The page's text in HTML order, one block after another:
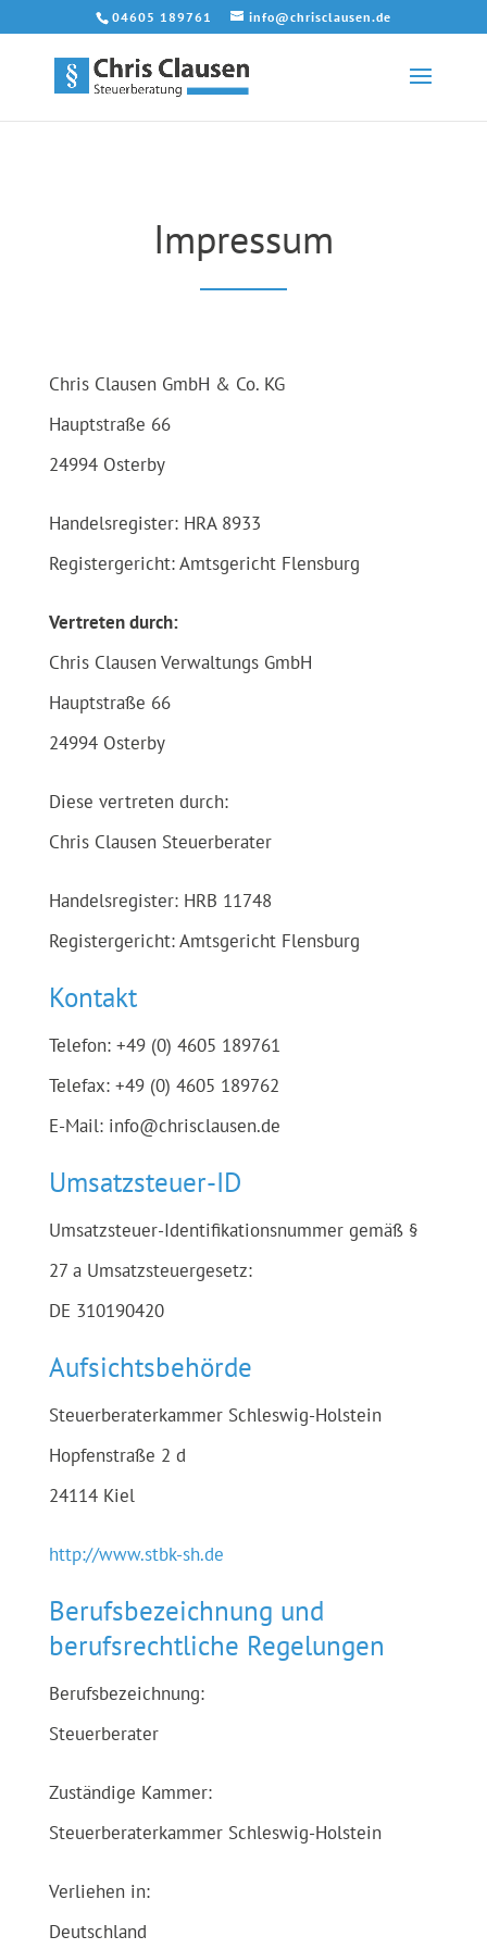
04605 189761 info@chrisclausen.de
Impressum
Chris Clausen GmbH & Co. KG
Hauptstraße 66
24994 Osterby
Handelsregister: HRA 8933
Registergericht: Amtsgericht Flensburg
Vertreten durch:
Chris Clausen Verwaltungs GmbH
Hauptstraße 66
24994 Osterby
Diese vertreten durch:
Chris Clausen Steuerberater
Handelsregister: HRB 11748
Registergericht: Amtsgericht Flensburg
Kontakt
Telefon: +49 (0) 4605 189761
Telefax: +49 (0) 4605 189762
E-Mail: info@chrisclausen.de
Umsatzsteuer-ID
Umsatzsteuer-Identifikationsnummer gemäß §
27 a Umsatzsteuergesetz:
DE 310190420
Aufsichtsbehörde
Steuerberaterkammer Schleswig-Holstein
Hopfenstraße 2 d
24114 Kiel
http://www.stbk-sh.de
Berufsbezeichnung und
berufsrechtliche Regelungen
Berufsbezeichnung:
Steuerberater
Zuständige Kammer:
Steuerberaterkammer Schleswig-Holstein
Verliehen in:
Deutschland